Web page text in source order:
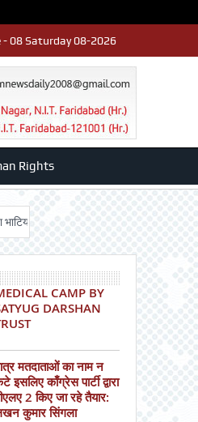
08 Saturday 08-2026
Rights
Admission advertisment श्री
CAMP BY
DARSHAN
मतदाताओं का नाम न
इसलिए काँग्रेस पार्टी द्वारा
2 किए जा रहे तैयार:
कुमार सिंगला